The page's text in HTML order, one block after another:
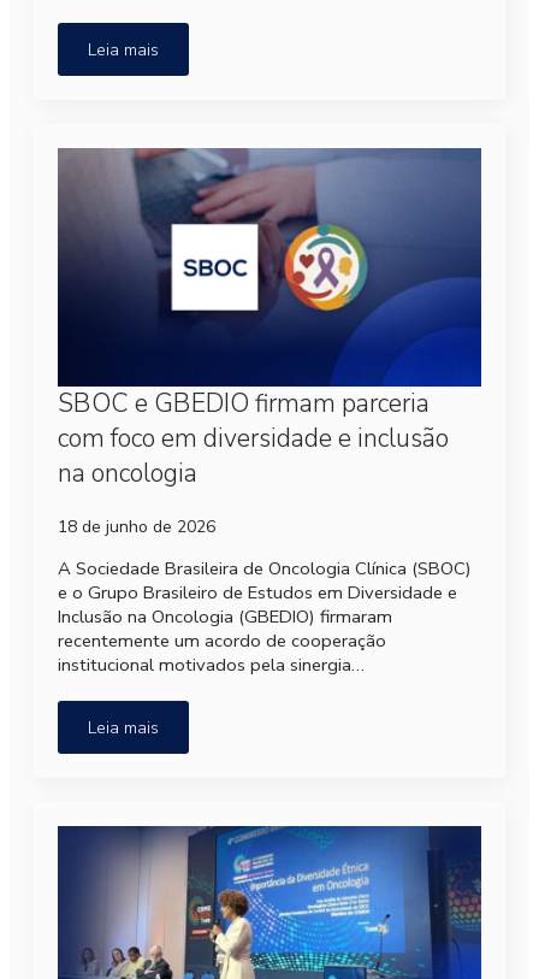
Leia mais
SBOC e GBEDIO firmam parceria
com foco em diversidade e inclusão
na oncologia
18 de junho de 2026
A Sociedade Brasileira de Oncologia Clínica (SBOC)
e o Grupo Brasileiro de Estudos em Diversidade e
Inclusão na Oncologia (GBEDIO) firmaram
recentemente um acordo de cooperação
institucional motivados pela sinergia…
Leia mais